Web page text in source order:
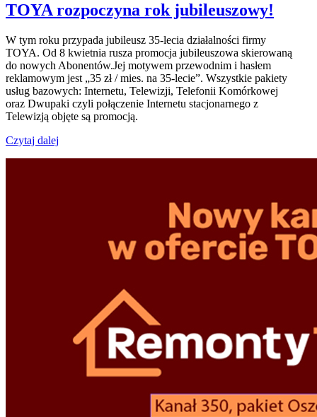
TOYA rozpoczyna rok jubileuszowy!
W tym roku przypada jubileusz 35-lecia działalności firmy
TOYA. Od 8 kwietnia rusza promocja jubileuszowa skierowaną
do nowych Abonentów.Jej motywem przewodnim i hasłem
reklamowym jest „35 zł / mies. na 35-lecie”. Wszystkie pakiety
usług bazowych: Internetu, Telewizji, Telefonii Komórkowej
oraz Dwupaki czyli połączenie Internetu stacjonarnego z
Telewizją objęte są promocją.
Czytaj dalej